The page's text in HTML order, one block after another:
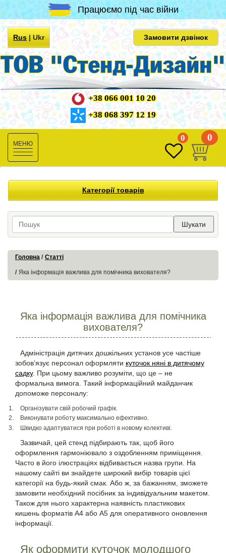
Працюємо під час війни
Rus|Ukr Замовити дзвінок
+38 066 001 10 20
+38 068 397 12 19
Toggle
navigation
0 0
Категорії товарів
Шукати
Головна Статті
Яка інформація важлива для помічника вихователя?
Яка інформація важлива для помічника
вихователя?
Адміністрація дитячих дошкільних установ усе частіше
зобов’язує персонал оформляти куточок няні в дитячому
садку. При цьому важливо розуміти, що це – не
формальна вимога. Такий інформаційний майданчик
допоможе персоналу:
Організувати свій робочий графік.
Виконувати роботу максимально ефективно.
Швидко адаптуватися при роботі в новому колективі.
Зазвичай, цей стенд підбирають так, щоб його
оформлення гармоніювало з оздобленням приміщення.
Часто в його ілюстраціях відбивається назва групи. На
нашому сайті ви знайдете широкий вибір товарів цієї
категорії на будь-який смак. Або ж, за бажанням, зможете
замовити необхідний посібник за індивідуальним макетом.
Також для нього характерна наявність пластикових
кишень форматів А4 або А5 для оперативного оновлення
інформації.
Як оформити куточок молодшого